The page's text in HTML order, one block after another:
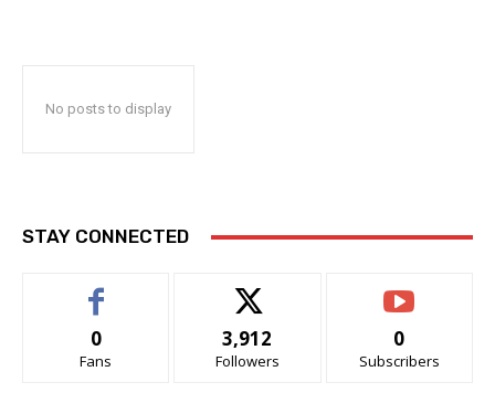
No posts to display
STAY CONNECTED
0
Fans
3,912
Followers
0
Subscribers